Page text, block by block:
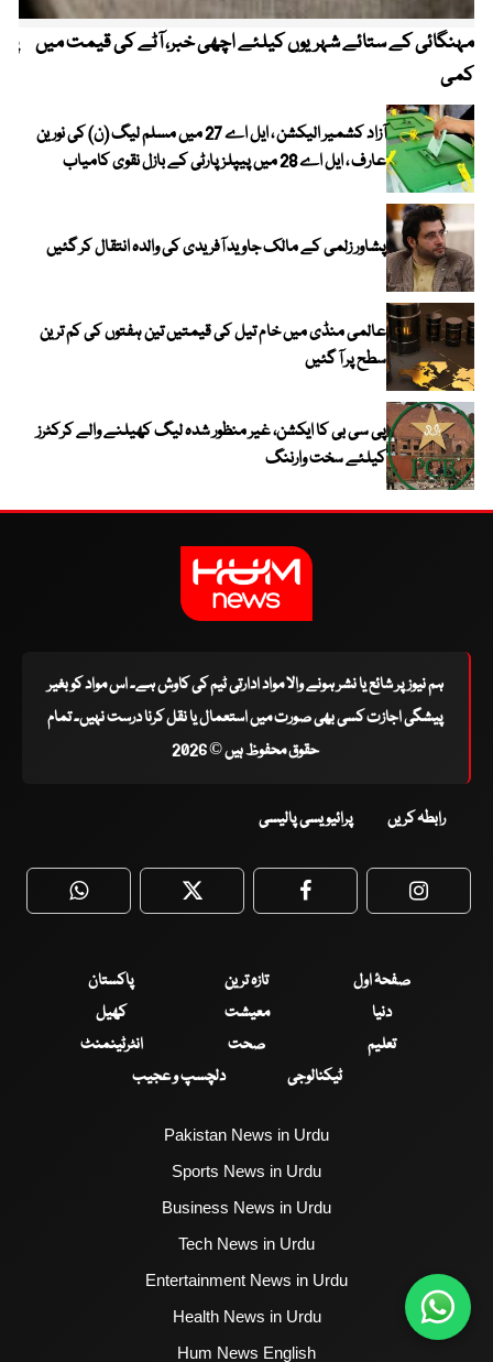
مہنگائی کے ستائے شہریوں کیلئے اچھی خبر، آٹے کی قیمت میں
کمی
آزاد کشمیر الیکشن ، ایل اے 27 میں مسلم لیگ (ن) کی نورین
عارف ، ایل اے 28 میں پیپلز پارٹی کے بازل نقوی کامیاب
پشاور زلمی کے مالک جاوید آفریدی کی والدہ انتقال کر گئیں
عالمی منڈی میں خام تیل کی قیمتیں تین ہفتوں کی کم ترین
سطح پر آ گئیں
پی سی بی کا ایکشن، غیر منظور شدہ لیگ کھیلنے والے کرکٹرز
کیلئے سخت وارننگ
ہم نیوز پر شائع یا نشر ہونے والا مواد ادارتی ٹیم کی کاوش ہے۔ اس مواد کو بغیر
پیشگی اجازت کسی بھی صورت میں استعمال یا نقل کرنا درست نہیں۔ تمام
حقوق محفوظ ہیں © 2026
رابطہ کریں پرائیویسی پالیسی
WhatsApp Twitter Facebook
صفحۂ اول تازہ ترین
پاکستان
دنیا
معیشت
کھیل
تعلیم
صحت
انٹرٹینمنٹ
ٹیکنالوجی
دلچسپ و عجیب
Pakistan News in Urdu
Sports News in Urdu
Business News in Urdu
Tech News in Urdu
Entertainment News in Urdu
Health News in Urdu
Hum News English